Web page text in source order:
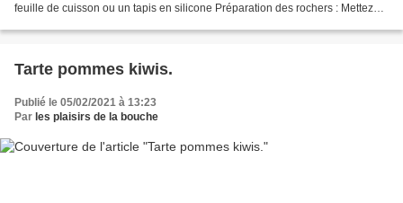
feuille de cuisson ou un tapis en silicone Préparation des rochers : Mettez
Tarte pommes kiwis.
Publié le 05/02/2021 à 13:23
Par les plaisirs de la bouche